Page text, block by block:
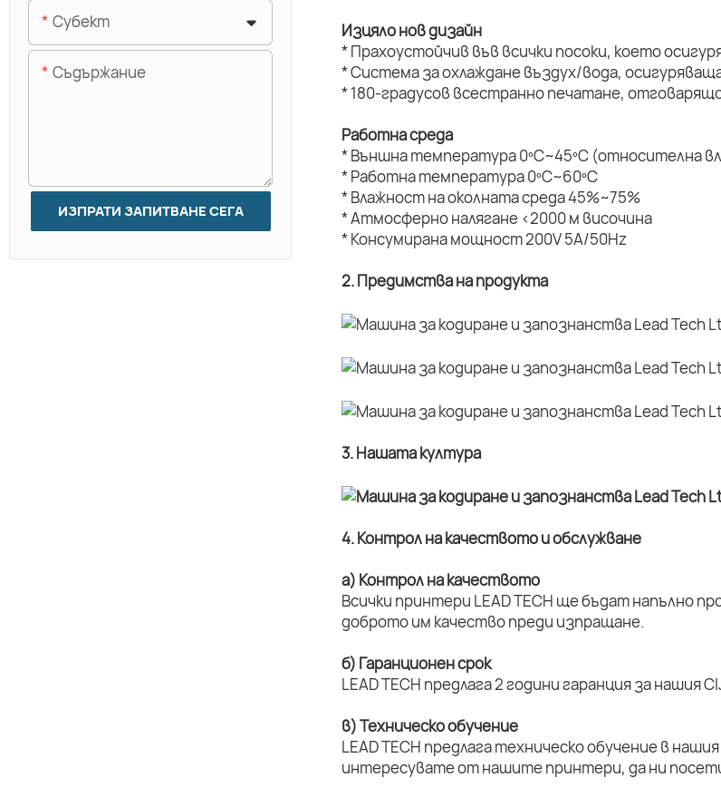
Изцяло нов дизайн
* Прахоустойчив във всички посоки, което
* Система за охлаждане въздух/вода,
* 180-градусов всестранно печатане,
Работна среда
* Външна температура 0ºC~45ºC (относителна
* Работна температура 0ºC~60ºC
* Влажност на околната среда 45%~75%
* Атмосферно налягане <2000 м височина
* Консумирана мощност 200V 5A/50Hz
2. Предимства на продукта
3. Нашата култура
4. Контрол на качеството и обслужване
а) Контрол на качеството
Всички принтери LEAD TECH ще бъдат напълно
доброто им качество преди изпращане.
б) Гаранционен срок
LEAD TECH предлага 2 години гаранция за нашия
в) Техническо обучение
LEAD TECH предлага техническо обучение в
интересувате от нашите принтери, да ни
Субект
Съдържание
ИЗПРАТИ ЗАПИТВАНЕ СЕГА